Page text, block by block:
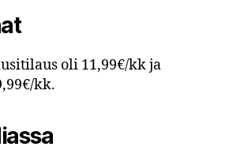
oli 11,99€/kk ja
kk.